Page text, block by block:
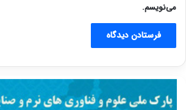
می‌نویسم.